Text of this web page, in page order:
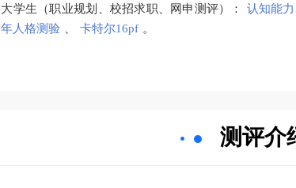
大学生（职业规划、校招求职、网申测评）： 认知能力
年人格测验
卡特尔16pf 。
测评介